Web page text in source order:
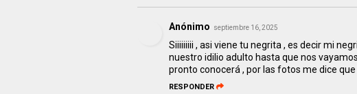
Anónimo septiembre 16, 2025
Siiiiiiiii , asi viene tu negrita , es decir mi
nuestro idilio adulto hasta que nos
pronto conocerá , por las fotos me dice que
RESPONDER